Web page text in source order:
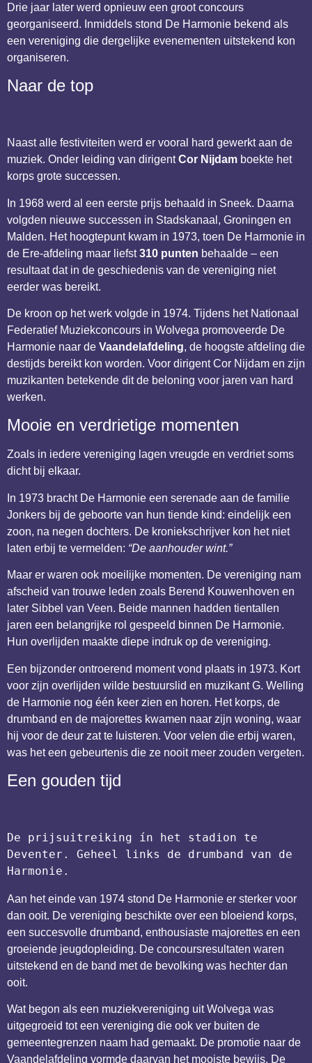
Drie jaar later werd opnieuw een groot concours
georganiseerd. Inmiddels stond De Harmonie bekend als
een vereniging die dergelijke evenementen uitstekend kon
organiseren.
Naar de top
Naast alle festiviteiten werd er vooral hard gewerkt aan de
muziek. Onder leiding van dirigentCor Nijdam boekte het
korps grote successen.
In 1968 werd al een eerste prijs behaald in Sneek. Daarna
volgden nieuwe successen in Stadskanaal, Groningen en
Malden. Het hoogtepunt kwam in 1973, toen De Harmonie in
de Ere-afdeling maar liefst310 punten behaalde – een
resultaat dat in de geschiedenis van de vereniging niet
eerder was bereikt.
De kroon op het werk volgde in 1974. Tijdens het Nationaal
Federatief Muziekconcours in Wolvega promoveerde De
Harmonie naar de Vaandelafdeling, de hoogste afdeling die
destijds bereikt kon worden. Voor dirigent Cor Nijdam en zijn
muzikanten betekende dit de beloning voor jaren van hard
werken.
Mooie en verdrietige momenten
Zoals in iedere vereniging lagen vreugde en verdriet soms
dicht bij elkaar.
In 1973 bracht De Harmonie een serenade aan de familie
Jonkers bij de geboorte van hun tiende kind: eindelijk een
zoon, na negen dochters. De kroniekschrijver kon het niet
laten erbij te vermelden: “De aanhouder wint.”
Maar er waren ook moeilijke momenten. De vereniging nam
afscheid van trouwe leden zoals Berend Kouwenhoven en
later Sibbel van Veen. Beide mannen hadden tientallen
jaren een belangrijke rol gespeeld binnen De Harmonie.
Hun overlijden maakte diepe indruk op de vereniging.
Een bijzonder ontroerend moment vond plaats in 1973. Kort
voor zijn overlijden wilde bestuurslid en muzikant G. Welling
de Harmonie nog één keer zien en horen. Het korps, de
drumband en de majorettes kwamen naar zijn woning, waar
hij voor de deur zat te luisteren. Voor velen die erbij waren,
was het een gebeurtenis die ze nooit meer zouden vergeten.
Een gouden tijd
De prijsuitreiking ín het stadion te
Deventer. Geheel links de drumband van de
Harmonie.
Aan het einde van 1974 stond De Harmonie er sterker voor
dan ooit. De vereniging beschikte over een bloeiend korps,
een succesvolle drumband, enthousiaste majorettes en een
groeiende jeugdopleiding. De concoursresultaten waren
uitstekend en de band met de bevolking was hechter dan
ooit.
Wat begon als een muziekvereniging uit Wolvega was
uitgegroeid tot een vereniging die ook ver buiten de
gemeentegrenzen naam had gemaakt. De promotie naar de
Vaandelafdeling vormde daarvan het mooiste bewijs. De